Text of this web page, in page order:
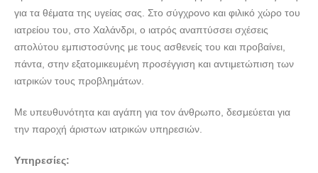
για τα θέματα της υγείας σας. Στο σύγχρονο και φιλικό χώρο του
ιατρείου του, στο Χαλάνδρι, ο ιατρός αναπτύσσει σχέσεις
απολύτου εμπιστοσύνης με τους ασθενείς του και προβαίνει,
πάντα, στην εξατομικευμένη προσέγγιση και αντιμετώπιση των
ιατρικών τους προβλημάτων.
Με υπευθυνότητα και αγάπη για τον άνθρωπο, δεσμεύεται για
την παροχή άριστων ιατρικών υπηρεσιών.
Υπηρεσίες: